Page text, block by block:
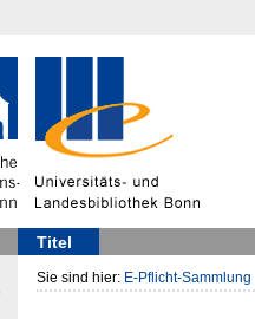
Titel
Sie sind hier: E-Pflicht-Sammlung